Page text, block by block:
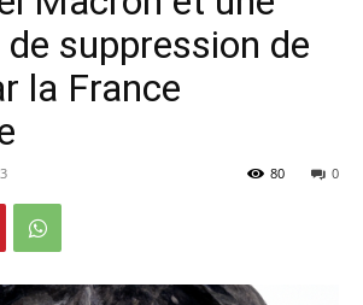
suppression de
la France
0
80